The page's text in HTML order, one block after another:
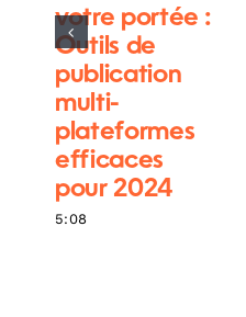
votre portée :
Outils de
publication
multi-
plateformes
efficaces
pour 2024
5:08